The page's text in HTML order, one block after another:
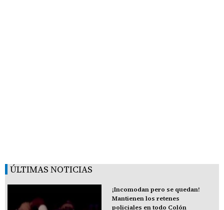
ÚLTIMAS NOTICIAS
¡Incomodan pero se quedan!
Mantienen los retenes
policiales en todo Colón